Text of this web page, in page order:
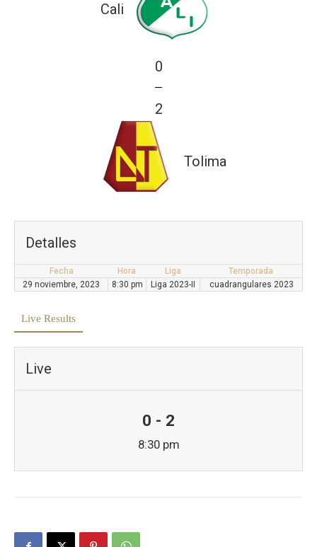
Cali
0
—
2
Tolima
Detalles
Fecha Hora Liga
Temporada
29 noviembre, 2023
8:30 pm Liga 2023-II cuadrangulares 2023
Live Results
Live
0 - 2
8:30 pm